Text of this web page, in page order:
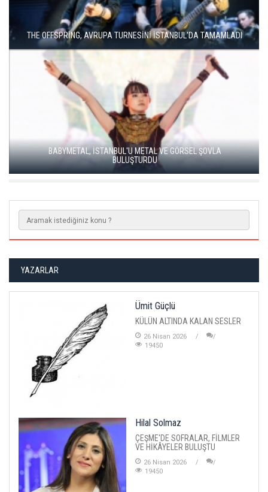
MODERN METALİN ÖNCÜSÜ TRİVİUM İSTANBUL'A GELİYOR
SOUND OF EUROPE BEŞİNCİ YILINDA İSTANBUL, ANKARA VE
İZMİR'DE
YAZARLAR
Ümit Güçlü
KÜLÜN ALTINDA KALAN SESLER
26 Nisan 2026
19450
Hilal Solmaz
ÇEŞME'DE SOFRALAR, FİLMLER
VE HİKÂYELER BULUŞTU
26 Nisan 2026
19450